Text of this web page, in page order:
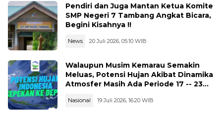
Pendiri dan Juga Mantan Ketua Komite
SMP Negeri 7 Tambang Angkat Bicara,
Begini Kisahnya !!
News 20 Juli 2026, 05:10 WIB
Walaupun Musim Kemarau Semakin
Meluas, Potensi Hujan Akibat Dinamika
Atmosfer Masih Ada Periode 17 -- 23
Nasional 19 Juli 2026, 16:20 WIB